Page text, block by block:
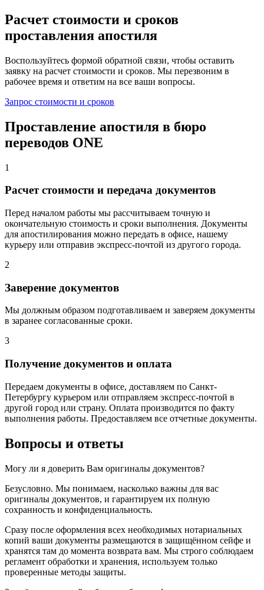
Расчет стоимости и сроков
проставления апостиля
Воспользуйтесь формой обратной связи, чтобы оставить
заявку на расчет стоимости и сроков. Мы перезвоним в
рабочее время и ответим на все ваши вопросы.
Запрос стоимости и сроков
Проставление апостиля в бюро
переводов ONE
1
Расчет стоимости и передача документов
Перед началом работы мы рассчитываем точную и
окончательную стоимость и сроки выполнения. Документы
для апостилирования можно передать в офисе, нашему
курьеру или отправив экспресс-почтой из другого города.
2
Заверение документов
Мы должным образом подготавливаем и заверяем документы
в заранее согласованные сроки.
3
Получение документов и оплата
Передаем документы в офисе, доставляем по Санкт-
Петербургу курьером или отправляем экспресс-почтой в
другой город или страну. Оплата производится по факту
выполнения работы. Предоставляем все отчетные документы.
Вопросы и ответы
Могу ли я доверить Вам оригиналы документов?
Безусловно. Мы понимаем, насколько важны для вас
оригиналы документов, и гарантируем их полную
сохранность и конфиденциальность.
Сразу после оформления всех необходимых нотариальных
копий ваши документы размещаются в защищённом сейфе и
хранятся там до момента возврата вам. Мы строго соблюдаем
регламент обработки и хранения, используем только
проверенные методы защиты.